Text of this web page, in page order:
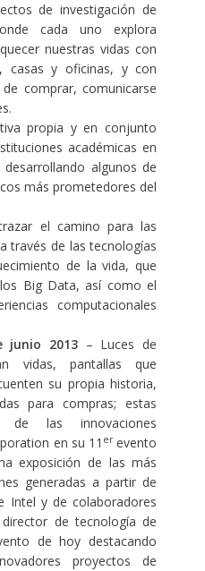
de investigación de
cada uno explora
nuestras vidas con
casas y oficinas, y con
comprar, comunicarse
propia y en conjunto
académicas en
algunos de
más prometedores del
el camino para las
través de las tecnologías
de la vida, que
Big Data, así como el
computacionales
junio 2013 – Luces de
vidas, pantallas que
su propia historia,
para compras; estas
de las innovaciones
en su 11 erevento
exposición de las más
generadas a partir de
Intel y de colaboradores
de tecnología de
de hoy destacando
proyectos de